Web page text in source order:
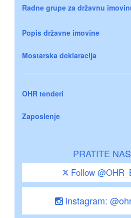
Radne grupe za državnu
Popis državne imovine
Mostarska deklaracija
OHR tenderi
Zaposlenje
PRATITE NAS
Follow
Instagram: